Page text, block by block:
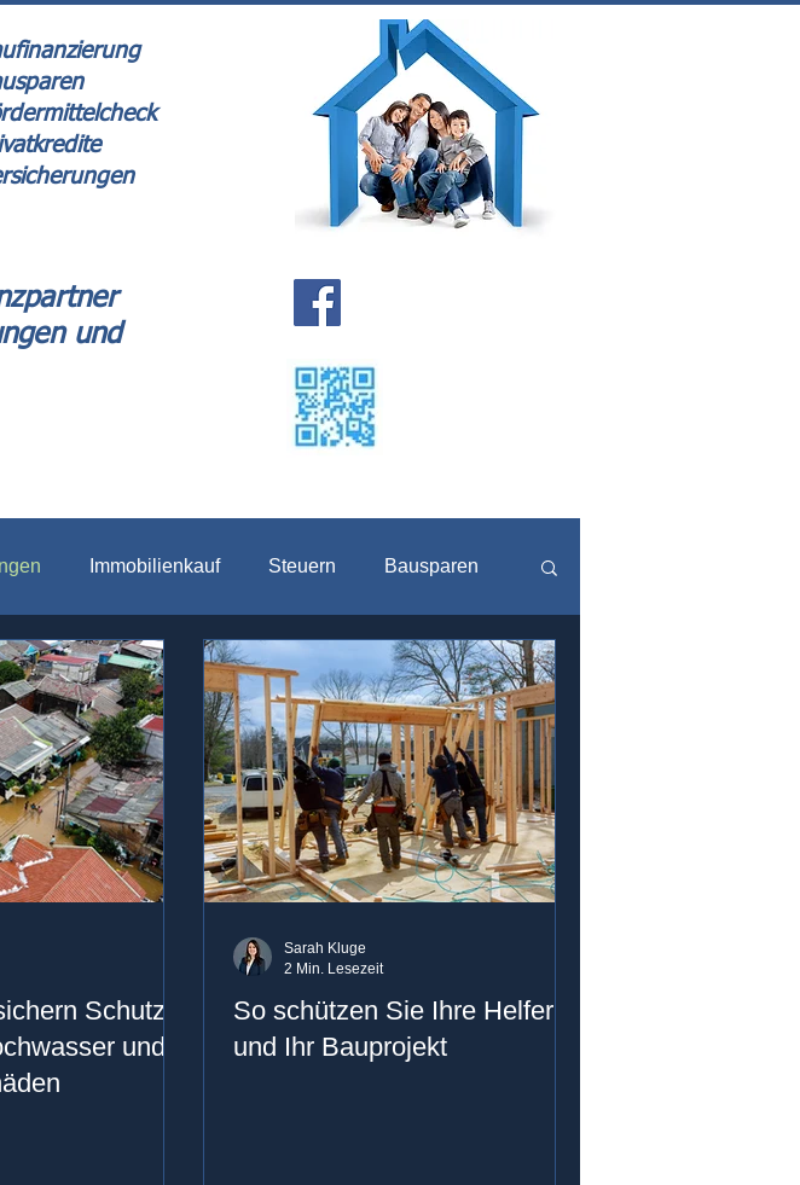
und
Immobilienkauf Steuern Bausparen
Schutz
und
So schützen Sie Ihre Helfer
und Ihr Bauprojekt
Sarah Kluge
2 Min. Lesezeit